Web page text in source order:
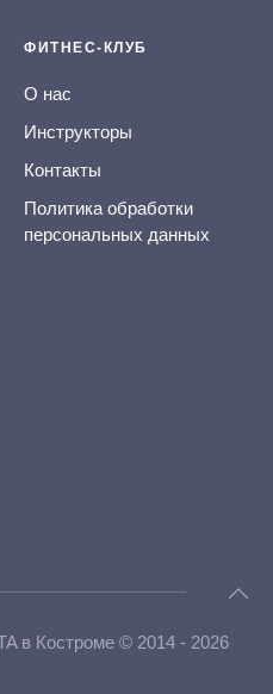
ФИТНЕС-КЛУБ
О нас
Инструкторы
Контакты
Политика обработки
персональных данных
в Костроме © 2014 - 2026